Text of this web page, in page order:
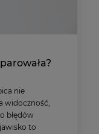
nie
widoczność,
błędów
to